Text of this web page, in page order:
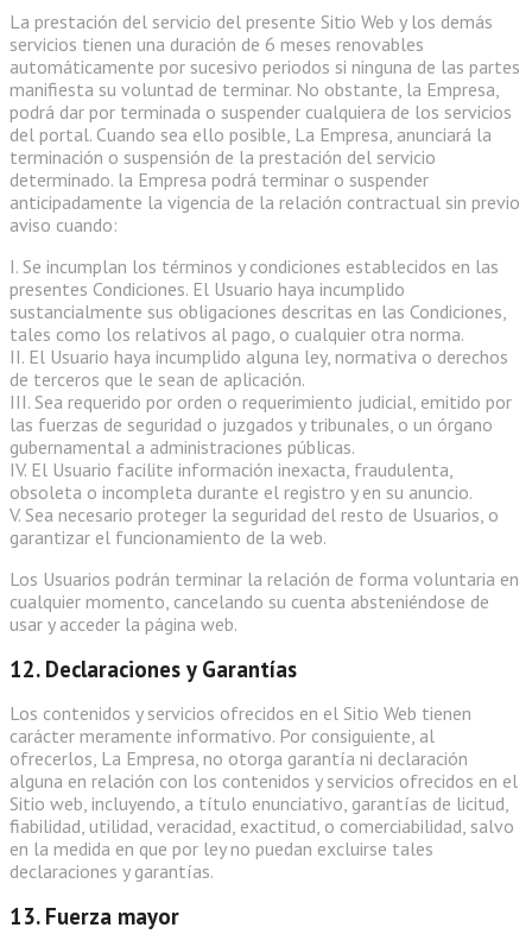
La prestación del servicio del presente Sitio Web y los demás
servicios tienen una duración de 6 meses renovables
automáticamente por sucesivo periodos si ninguna de las partes
manifiesta su voluntad de terminar. No obstante, la Empresa,
podrá dar por terminada o suspender cualquiera de los servicios
del portal. Cuando sea ello posible, La Empresa, anunciará la
terminación o suspensión de la prestación del servicio
determinado. la Empresa podrá terminar o suspender
anticipadamente la vigencia de la relación contractual sin previo
aviso cuando:
I. Se incumplan los términos y condiciones establecidos en las
presentes Condiciones. El Usuario haya incumplido
sustancialmente sus obligaciones descritas en las Condiciones,
tales como los relativos al pago, o cualquier otra norma.
II. El Usuario haya incumplido alguna ley, normativa o derechos
de terceros que le sean de aplicación.
III. Sea requerido por orden o requerimiento judicial, emitido por
las fuerzas de seguridad o juzgados y tribunales, o un órgano
gubernamental a administraciones públicas.
IV. El Usuario facilite información inexacta, fraudulenta,
obsoleta o incompleta durante el registro y en su anuncio.
V. Sea necesario proteger la seguridad del resto de Usuarios, o
garantizar el funcionamiento de la web.
Los Usuarios podrán terminar la relación de forma voluntaria en
cualquier momento, cancelando su cuenta absteniéndose de
usar y acceder la página web.
12. Declaraciones y Garantías
Los contenidos y servicios ofrecidos en el Sitio Web tienen
carácter meramente informativo. Por consiguiente, al
ofrecerlos, La Empresa, no otorga garantía ni declaración
alguna en relación con los contenidos y servicios ofrecidos en el
Sitio web, incluyendo, a título enunciativo, garantías de licitud,
fiabilidad, utilidad, veracidad, exactitud, o comerciabilidad, salvo
en la medida en que por ley no puedan excluirse tales
declaraciones y garantías.
13. Fuerza mayor